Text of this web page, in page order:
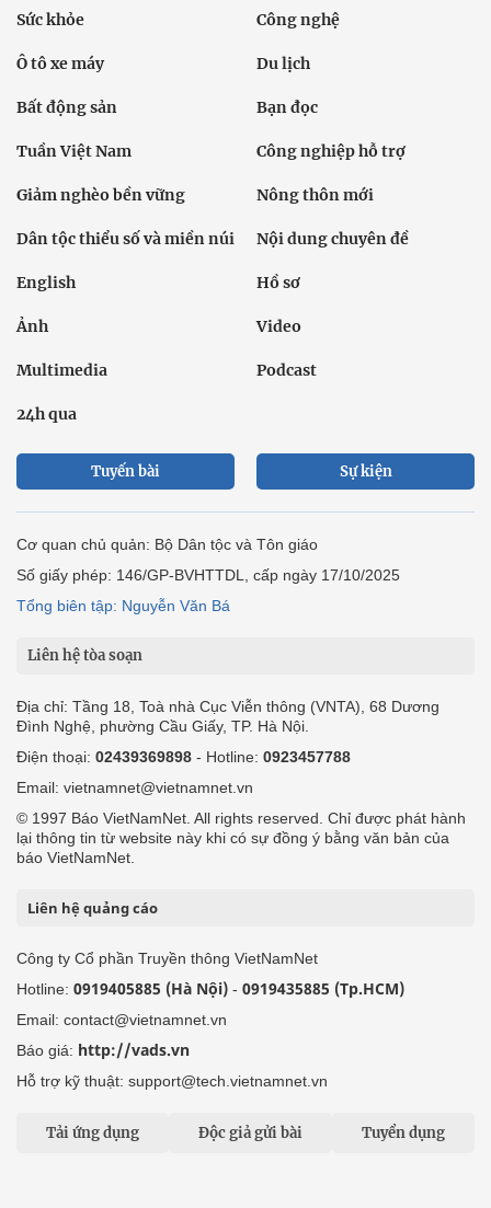
Sức khỏe Công nghệ
Ô tô xe máy Du lịch
Bất động sản Bạn đọc
Tuần Việt Nam Công nghiệp hỗ trợ
Giảm nghèo bền vững Nông thôn mới
Dân tộc thiểu số và miền núi Nội dung chuyên đề
English Hồ sơ
Ảnh Video
Multimedia Podcast
24h qua
Tuyến bài Sự kiện
Cơ quan chủ quản: Bộ Dân tộc và Tôn giáo
Số giấy phép: 146/GP-BVHTTDL, cấp ngày 17/10/2025
Tổng biên tập: Nguyễn Văn Bá
Liên hệ tòa soạn
Địa chỉ: Tầng 18, Toà nhà Cục Viễn thông (VNTA), 68 Dương
Đình Nghệ, phường Cầu Giấy, TP. Hà Nội.
Điện thoại: 02439369898 - Hotline: 0923457788
Email: vietnamnet@vietnamnet.vn
© 1997 Báo VietNamNet. All rights reserved. Chỉ được phát hành
lại thông tin từ website này khi có sự đồng ý bằng văn bản của
báo VietNamNet.
Liên hệ quảng cáo
Công ty Cổ phần Truyền thông VietNamNet
Hotline: 0919405885 (Hà Nội) - 0919435885 (Tp.HCM)
Email: contact@vietnamnet.vn
Báo giá: http://vads.vn
Hỗ trợ kỹ thuật: support@tech.vietnamnet.vn
Tải ứng dụng Độc giả gửi bài Tuyển dụng